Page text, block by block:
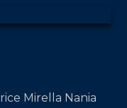
Mirella Nania